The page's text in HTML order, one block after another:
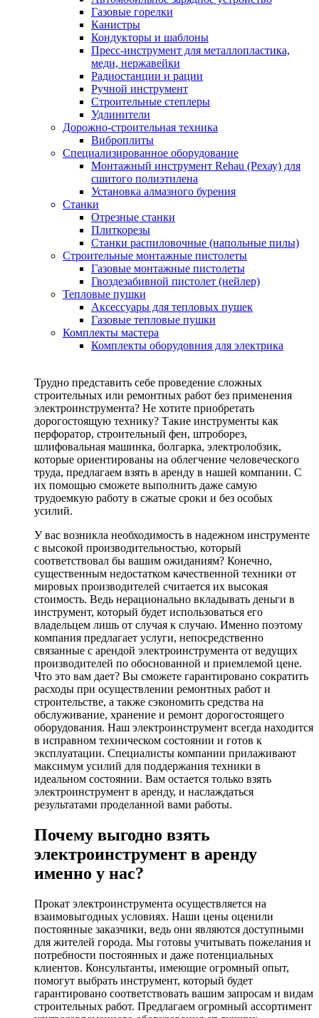
Газовые горелки
Канистры
Кондукторы и шаблоны
Пресс-инструмент для металлопластика,
меди, нержавейки
Радиостанции и рации
Ручной инструмент
Строительные степлеры
Удлинители
Дорожно-строительная техника
Виброплиты
Специализированное оборудование
Монтажный инструмент Rehau (Рехау) для
сшитого полиэтилена
Установка алмазного бурения
Станки
Отрезные станки
Плиткорезы
Станки распиловочные (напольные пилы)
Строительные монтажные пистолеты
Газовые монтажные пистолеты
Гвоздезабивной пистолет (нейлер)
Тепловые пушки
Аксессуары для тепловых пушек
Газовые тепловые пушки
Комплекты мастера
Комплекты оборудовния для электрика
Трудно представить себе проведение сложных
строительных или ремонтных работ без применения
электроинструмента? Не хотите приобретать
дорогостоящую технику? Такие инструменты как
перфоратор, строительный фен, штроборез,
шлифовальная машинка, болгарка, электролобзик,
которые ориентированы на облегчение человеческого
труда, предлагаем взять в аренду в нашей компании. С
их помощью сможете выполнить даже самую
трудоемкую работу в сжатые сроки и без особых
усилий.
У вас возникла необходимость в надежном инструменте
с высокой производительностью, который
соответствовал бы вашим ожиданиям? Конечно,
существенным недостатком качественной техники от
мировых производителей считается их высокая
стоимость. Ведь нерационально вкладывать деньги в
инструмент, который будет использоваться его
владельцем лишь от случая к случаю. Именно поэтому
компания предлагает услуги, непосредственно
связанные с арендой электроинструмента от ведущих
производителей по обоснованной и приемлемой цене.
Что это вам дает? Вы сможете гарантировано сократить
расходы при осуществлении ремонтных работ и
строительстве, а также сэкономить средства на
обслуживание, хранение и ремонт дорогостоящего
оборудования. Наш электроинструмент всегда находится
в исправном техническом состоянии и готов к
эксплуатации. Специалисты компании прилаживают
максимум усилий для поддержания техники в
идеальном состоянии. Вам остается только взять
электроинструмент в аренду, и наслаждаться
результатами проделанной вами работы.
Почему выгодно взять
электроинструмент в аренду
именно у нас?
Прокат электроинструмента осуществляется на
взаимовыгодных условиях. Наши цены оценили
постоянные заказчики, ведь они являются доступными
для жителей города. Мы готовы учитывать пожелания и
потребности постоянных и даже потенциальных
клиентов. Консультанты, имеющие огромный опыт,
помогут выбрать инструмент, который будет
гарантировано соответствовать вашим запросам и видам
строительных работ. Предлагаем огромный ассортимент